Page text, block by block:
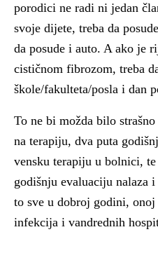
porodici ne radi ni jedan
svoje dijete, treba da
da posude i auto. A ako je
cističnom fibrozom, treba
škole/fakulteta/posla i dan
To ne bi možda bilo
na terapiju, dva puta
vensku terapiju u bolnici,
godišnju evaluaciju nalaza
to sve u dobroj godini,
infekcija i vandrednih